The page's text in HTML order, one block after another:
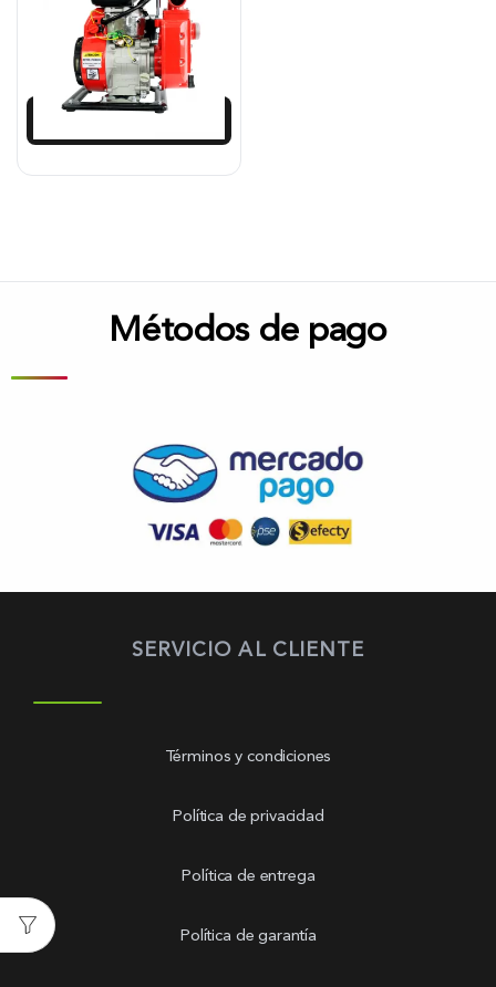
$904.258
$813.833
Añadir al carrito
Métodos de pago
SERVICIO AL CLIENTE
Términos y condiciones
Política de privacidad
Política de entrega
Política de garantía